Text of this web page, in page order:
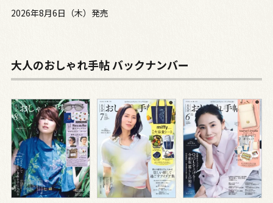
2026年8月6日（木）発売
大人のおしゃれ手帖 バックナンバー